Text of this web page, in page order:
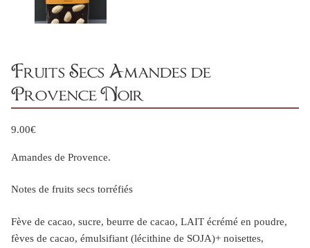
Fruits Secs Amandes de
Provence Noir
9.00€
Amandes de Provence.
Notes de fruits secs torréfiés
Fève de cacao, sucre, beurre de cacao, LAIT écrémé en poudre,
fèves de cacao, émulsifiant (lécithine de SOJA)+ noisettes,